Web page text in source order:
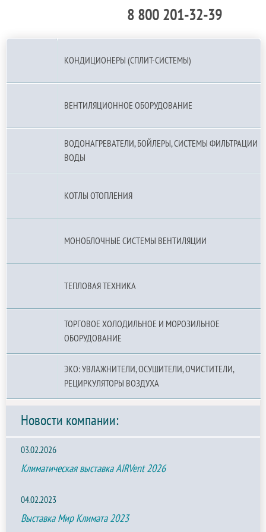
8 800 201-32-39
КОНДИЦИОНЕРЫ (СПЛИТ-СИСТЕМЫ)
ВЕНТИЛЯЦИОННОЕ ОБОРУДОВАНИЕ
ВОДОНАГРЕВАТЕЛИ, БОЙЛЕРЫ, СИСТЕМЫ ФИЛЬТРАЦИИ
ВОДЫ
КОТЛЫ ОТОПЛЕНИЯ
МОНОБЛОЧНЫЕ СИСТЕМЫ ВЕНТИЛЯЦИИ
ТЕПЛОВАЯ ТЕХНИКА
ТОРГОВОЕ ХОЛОДИЛЬНОЕ И МОРОЗИЛЬНОЕ
ОБОРУДОВАНИЕ
ЭКО: УВЛАЖНИТЕЛИ, ОСУШИТЕЛИ, ОЧИСТИТЕЛИ,
РЕЦИРКУЛЯТОРЫ ВОЗДУХА
Новости компании:
03.02.2026
Климатическая выставка AIRVent 2026
04.02.2023
Выставка Мир Климата 2023